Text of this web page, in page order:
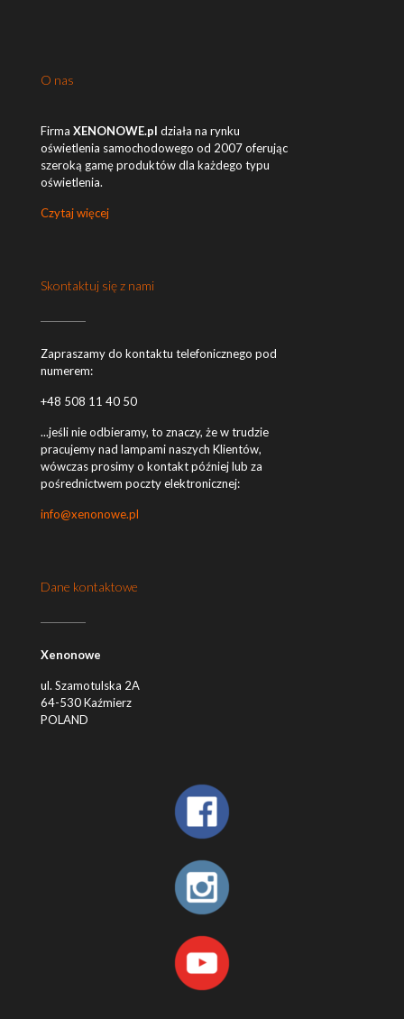
O nas
Firma XENONOWE.pl działa na rynku
oświetlenia samochodowego od 2007 oferując
szeroką gamę produktów dla każdego typu
oświetlenia.
Czytaj więcej
Skontaktuj się z nami
Zapraszamy do kontaktu telefonicznego pod
numerem:
+48 508 11 40 50
...jeśli nie odbieramy, to znaczy, że w trudzie
pracujemy nad lampami naszych Klientów,
wówczas prosimy o kontakt później lub za
pośrednictwem poczty elektronicznej:
info@xenonowe.pl
Dane kontaktowe
Xenonowe
ul. Szamotulska 2A
64-530 Kaźmierz
POLAND